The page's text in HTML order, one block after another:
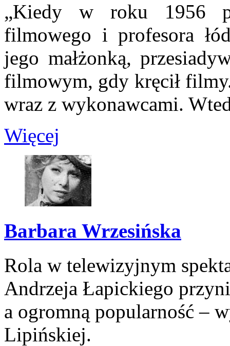
„Kiedy w roku 1956
filmowego i profesora
jego małżonką,
filmowym, gdy kręcił
wraz z wykonawcami.
Więcej
Barbara Wrzesińska
Rola w telewizyjnym
Andrzeja Łapickiego
a ogromną popularność –
Lipińskiej.